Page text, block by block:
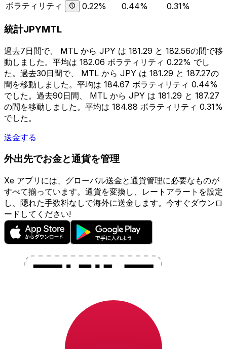
ボラティリティ
0.22% 0.44% 0.31%
統計JPYMTL
過去7日間で、 MTL から JPY は 181.29 と 182.56の間で移
動しました。平均は 182.06 ボラティリティ 0.22% でし
た。過去30日間で、 MTL から JPY は 181.29 と 187.27の
間を移動しました。平均は 184.67 ボラティリティ 0.44%
でした。過去90日間、 MTL から JPY は 181.29 と 187.27
の間を移動しました。平均は 184.88 ボラティリティ 0.31%
でした。
送金する
外出先でお金と通貨を管理
Xe アプリには、グローバル送金と通貨管理に必要なものが
すべて揃っています。通貨を変換し、レートアラートを設定
し、隠れた手数料なしで海外に送金します。今すぐダウンロ
ードしてください!